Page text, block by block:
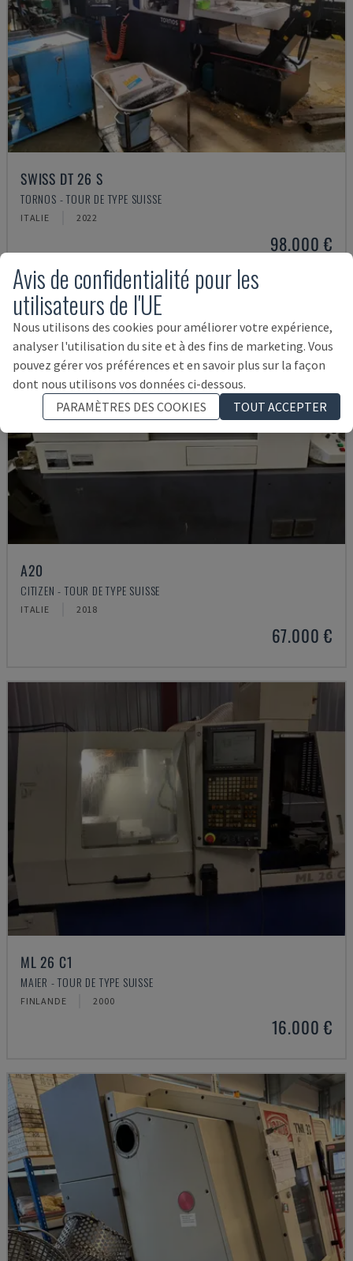
SWISS DT 26 S
TORNOS - TOUR DE TYPE SUISSE
ITALIE 2022
98.000 €
A20
CITIZEN - TOUR DE TYPE SUISSE
ITALIE 2018
67.000 €
ML 26 C1
MAIER - TOUR DE TYPE SUISSE
FINLANDE 2000
16.000 €
Avis de confidentialité pour les
utilisateurs de l'UE
Nous utilisons des cookies pour améliorer votre expérience,
analyser l'utilisation du site et à des fins de marketing. Vous
pouvez gérer vos préférences et en savoir plus sur la façon
dont nous utilisons vos données ci-dessous.
PARAMÈTRES DES COOKIES
TOUT ACCEPTER